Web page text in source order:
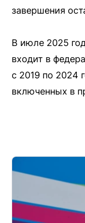
завершения
В июле 2025
входит в
с 2019 по 2024
включенных в